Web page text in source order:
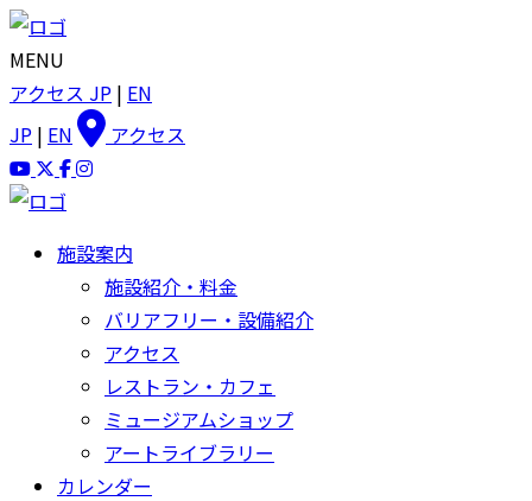
MENU
アクセス JP | EN
JP | EN アクセス
施設案内
施設紹介・料金
バリアフリー・設備紹介
アクセス
レストラン・カフェ
ミュージアムショップ
アートライブラリー
カレンダー